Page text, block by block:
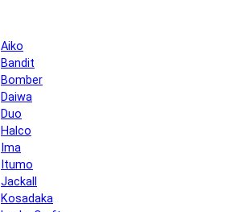
Aiko
Bandit
Bomber
Daiwa
Duo
Halco
Ima
Itumo
Jackall
Kosadaka